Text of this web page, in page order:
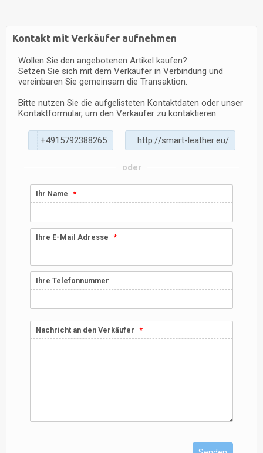
Kontakt mit Verkäufer aufnehmen
Wollen Sie den angebotenen Artikel kaufen?
Setzen Sie sich mit dem Verkäufer in Verbindung und
vereinbaren Sie gemeinsam die Transaktion.
Bitte nutzen Sie die aufgelisteten Kontaktdaten oder unser
Kontaktformular, um den Verkäufer zu kontaktieren.
5
6
2
8
8
3
2
9
7
5
1
9
4
+ /
u
e
.
r
e
h
t
a
e
l
-
t
r
a
m
s
/
/
:
p
t
t
h
oder
Ihr Name
Ihre E-Mail Adresse
Ihre Telefonnummer
Nachricht an den Verkäufer